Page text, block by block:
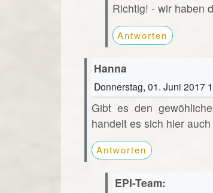
Richtig! - wir haben
Antworten
Hanna
Donnerstag, 01. Juni 2017
Gibt es den
handelt es sich hier
Antworten
EPI-Team: